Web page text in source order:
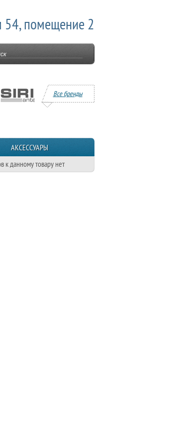
54, помещение 2
Все бренды
АКСЕССУАРЫ
к данному товару нет